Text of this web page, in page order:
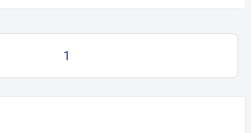
1